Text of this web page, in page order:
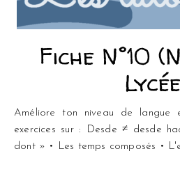
Fiche N°10
Améliore ton niveau de langue et entraîne-toi avec nos
exercices sur : Desde ≠ desde
dont » • Les temps composés •